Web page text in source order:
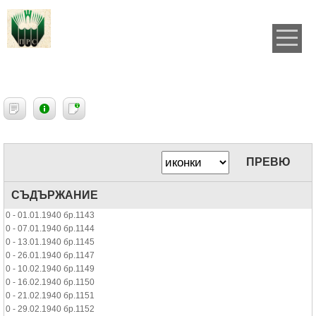
ПРЕВЮ
СЪДЪРЖАНИЕ
0 - 01.01.1940 бр.1143
0 - 07.01.1940 бр.1144
0 - 13.01.1940 бр.1145
0 - 26.01.1940 бр.1147
0 - 10.02.1940 бр.1149
0 - 16.02.1940 бр.1150
0 - 21.02.1940 бр.1151
0 - 29.02.1940 бр.1152